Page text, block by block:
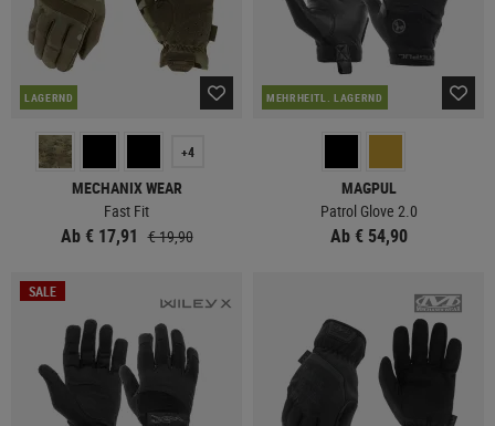
LAGERND
+4
MECHANIX WEAR
Fast Fit
Ab € 17,91 € 19,90
MEHRHEITL. LAGERND
MAGPUL
Patrol Glove 2.0
Ab € 54,90
SALE